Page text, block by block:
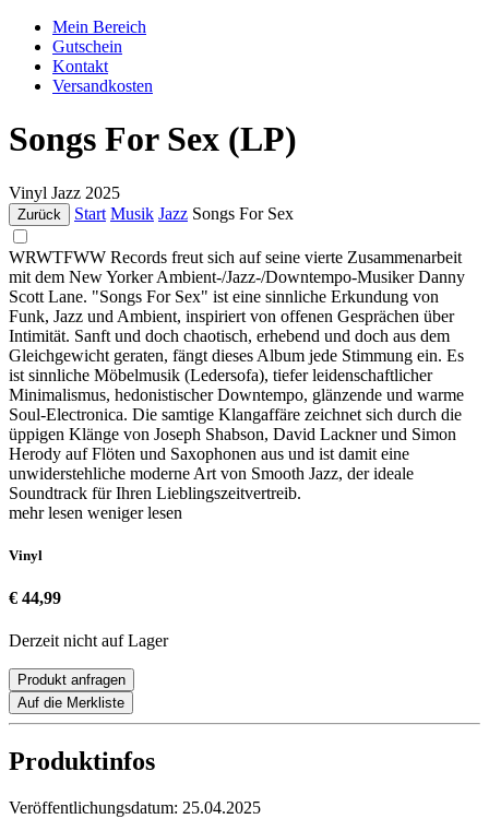
Mein Bereich
Gutschein
Kontakt
Versandkosten
Songs For Sex (LP)
Vinyl Jazz 2025
Zurück Start Musik Jazz Songs For Sex
WRWTFWW Records freut sich auf seine vierte Zusammenarbeit
mit dem New Yorker Ambient-/Jazz-/Downtempo-Musiker Danny
Scott Lane. "Songs For Sex" ist eine sinnliche Erkundung von
Funk, Jazz und Ambient, inspiriert von offenen Gesprächen über
Intimität. Sanft und doch chaotisch, erhebend und doch aus dem
Gleichgewicht geraten, fängt dieses Album jede Stimmung ein. Es
ist sinnliche Möbelmusik (Ledersofa), tiefer leidenschaftlicher
Minimalismus, hedonistischer Downtempo, glänzende und warme
Soul-Electronica. Die samtige Klangaffäre zeichnet sich durch die
üppigen Klänge von Joseph Shabson, David Lackner und Simon
Herody auf Flöten und Saxophonen aus und ist damit eine
unwiderstehliche moderne Art von Smooth Jazz, der ideale
Soundtrack für Ihren Lieblingszeitvertreib.
mehr lesen weniger lesen
Vinyl
€ 44,99
Derzeit nicht auf Lager
Produkt anfragen
Auf die Merkliste
Produktinfos
Veröffentlichungsdatum: 25.04.2025